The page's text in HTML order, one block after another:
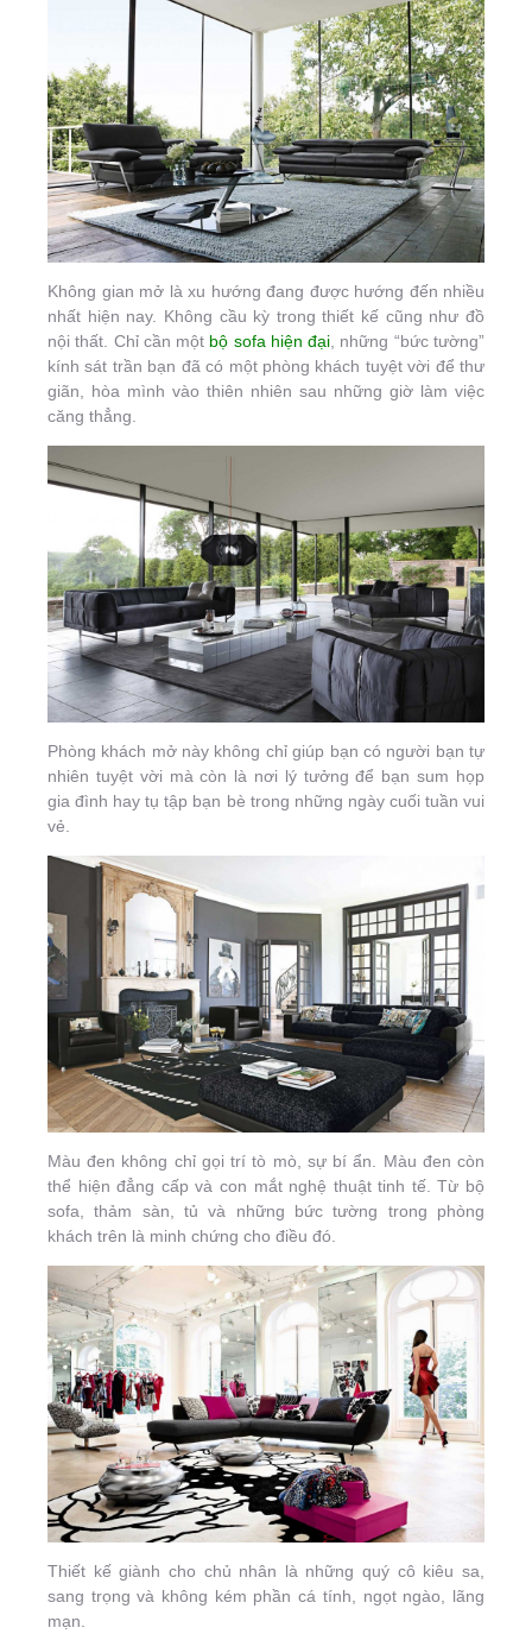
Không gian mở là xu hướng đang được hướng đến nhiều
nhất hiện nay. Không cầu kỳ trong thiết kế cũng như đồ
nội thất. Chỉ cần một bộ sofa hiện đại, những “bức tường”
kính sát trần bạn đã có một phòng khách tuyệt vời để thư
giãn, hòa mình vào thiên nhiên sau những giờ làm việc
căng thẳng.
Phòng khách mở này không chỉ giúp bạn có người bạn tự
nhiên tuyệt vời mà còn là nơi lý tưởng để bạn sum họp
gia đình hay tụ tập bạn bè trong những ngày cuối tuần vui
vẻ.
Màu đen không chỉ gọi trí tò mò, sự bí ẩn. Màu đen còn
thể hiện đẳng cấp và con mắt nghệ thuật tinh tế. Từ bộ
sofa, thảm sàn, tủ và những bức tường trong phòng
khách trên là minh chứng cho điều đó.
Thiết kế giành cho chủ nhân là những quý cô kiêu sa,
sang trọng và không kém phần cá tính, ngọt ngào, lãng
mạn.